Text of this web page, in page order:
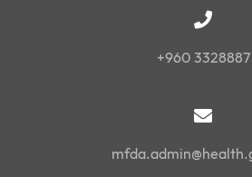
+960 3328887